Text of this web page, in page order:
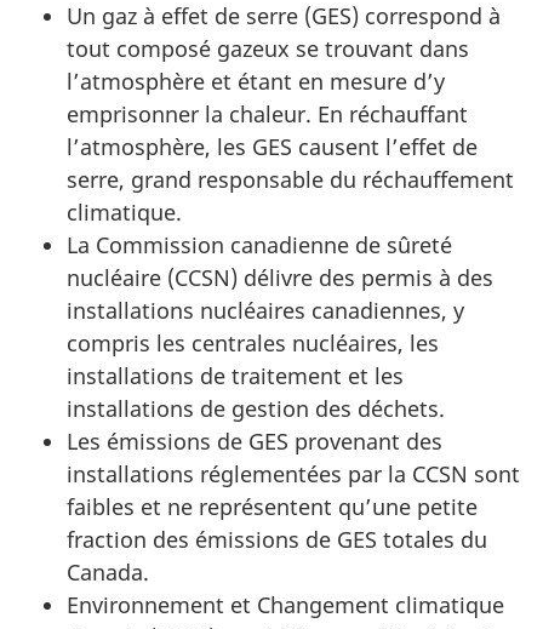
Un gaz à effet de serre (GES) correspond à
tout composé gazeux se trouvant dans
l’atmosphère et étant en mesure d’y
emprisonner la chaleur. En réchauffant
l’atmosphère, les GES causent l’effet de
serre, grand responsable du réchauffement
climatique.
La Commission canadienne de sûreté
nucléaire (CCSN) délivre des permis à des
installations nucléaires canadiennes, y
compris les centrales nucléaires, les
installations de traitement et les
installations de gestion des déchets.
Les émissions de GES provenant des
installations réglementées par la CCSN sont
faibles et ne représentent qu’une petite
fraction des émissions de GES totales du
Canada.
Environnement et Changement climatique